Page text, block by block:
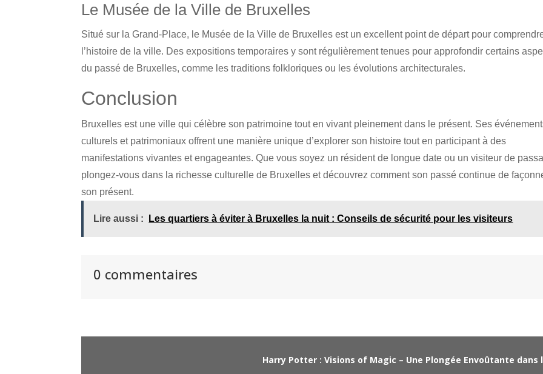
Le Musée de la Ville de Bruxelles
Situé sur la Grand-Place, le Musée de la Ville de Bruxelles est un excellent point de départ pour
l’histoire de la ville. Des expositions temporaires y sont régulièrement tenues pour approfondir certains
du passé de Bruxelles, comme les traditions folkloriques ou les évolutions architecturales.
Conclusion
Bruxelles est une ville qui célèbre son patrimoine tout en vivant pleinement dans le présent. Ses
culturels et patrimoniaux offrent une manière unique d’explorer son histoire tout en participant à des
manifestations vivantes et engageantes. Que vous soyez un résident de longue date ou un visiteur de
plongez-vous dans la richesse culturelle de Bruxelles et découvrez comment son passé continue de
son présent.
Lire aussi : Les quartiers à éviter à Bruxelles la nuit : Conseils de sécurité pour les visiteurs
0 commentaires
Harry Potter : Visions of Magic – Une Plongée Envoûtante dans